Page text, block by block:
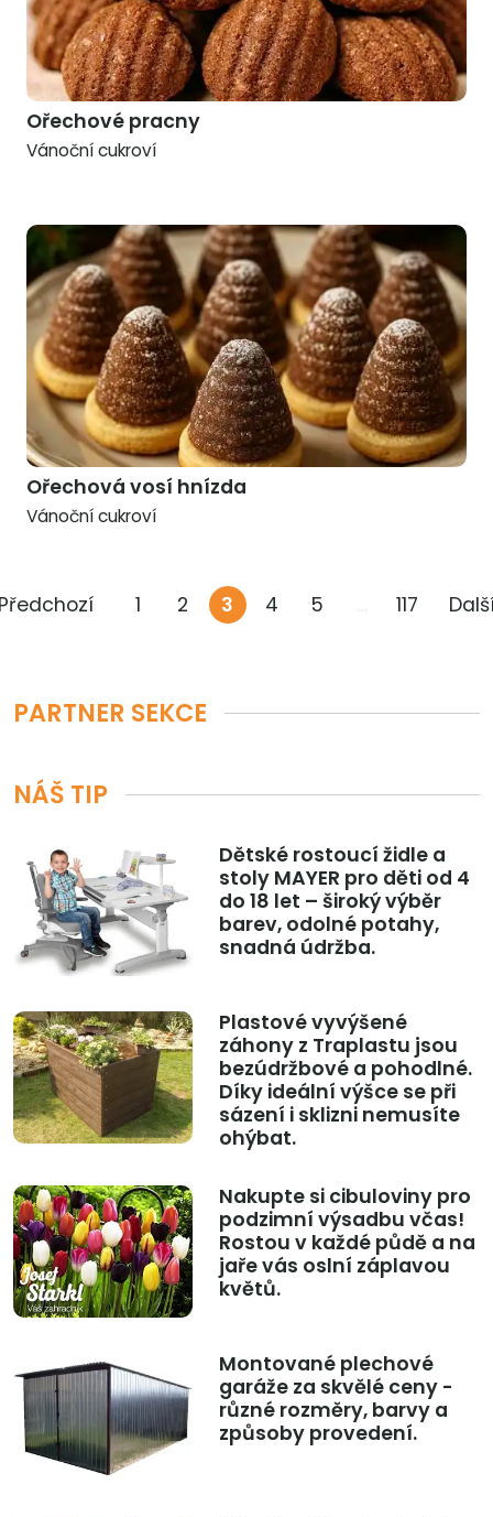
Ořechové pracny
Vánoční cukroví
Ořechová vosí hnízda
Vánoční cukroví
1 2 3 4 5 117
PARTNER SEKCE
NÁŠ TIP
Dětské rostoucí židle a
stoly MAYER pro děti od 4
do 18 let – široký výběr
barev, odolné potahy,
snadná údržba.
Plastové vyvýšené
záhony z Traplastu jsou
bezúdržbové a pohodlné.
Díky ideální výšce se při
sázení i sklizni nemusíte
ohýbat.
Nakupte si cibuloviny pro
podzimní výsadbu včas!
Rostou v každé půdě a na
jaře vás oslní záplavou
květů.
Montované plechové
garáže za skvělé ceny -
různé rozměry, barvy a
způsoby provedení.